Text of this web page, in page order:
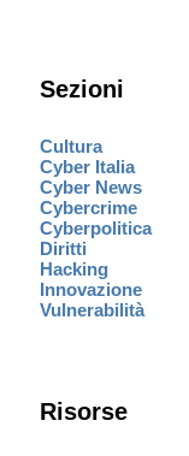
Sezioni
Cultura
Cyber Italia
Cyber News
Cybercrime
Cyberpolitica
Diritti
Hacking
Innovazione
Vulnerabilità
Risorse